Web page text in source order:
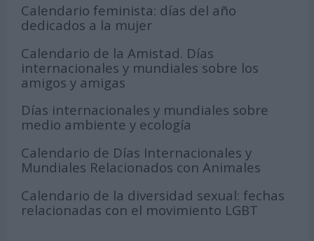
Calendario feminista: días del año
dedicados a la mujer
Calendario de la Amistad. Días
internacionales y mundiales sobre los
amigos y amigas
Días internacionales y mundiales sobre
medio ambiente y ecología
Calendario de Días Internacionales y
Mundiales Relacionados con Animales
Calendario de la diversidad sexual: fechas
relacionadas con el movimiento LGBT